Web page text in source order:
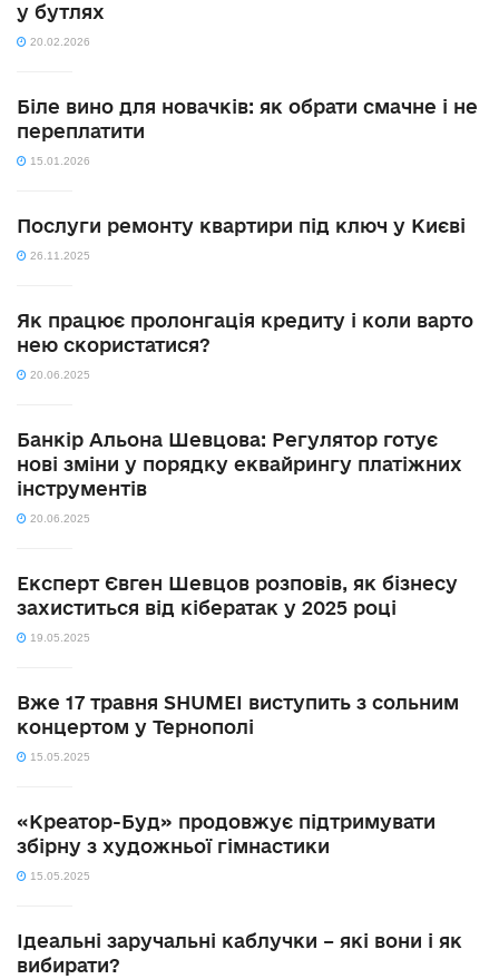
у бутлях
20.02.2026
Біле вино для новачків: як обрати смачне і не
переплатити
15.01.2026
Послуги ремонту квартири під ключ у Києві
26.11.2025
Як працює пролонгація кредиту і коли варто
нею скористатися?
20.06.2025
Банкір Альона Шевцова: Регулятор готує
нові зміни у порядку еквайрингу платіжних
інструментів
20.06.2025
Експерт Євген Шевцов розповів, як бізнесу
захиститься від кібератак у 2025 році
19.05.2025
Вже 17 травня SHUMEI виступить з сольним
концертом у Тернополі
15.05.2025
«Креатор-Буд» продовжує підтримувати
збірну з художньої гімнастики
15.05.2025
Ідеальні заручальні каблучки – які вони і як
вибирати?